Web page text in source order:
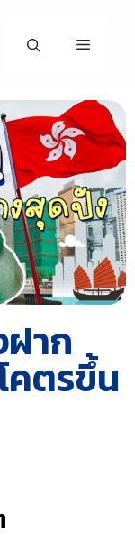
ฝาก
ตรขึ้น